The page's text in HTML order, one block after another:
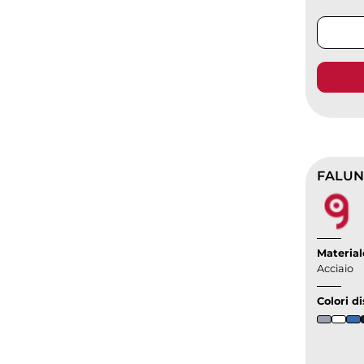
Acciaio
Colori